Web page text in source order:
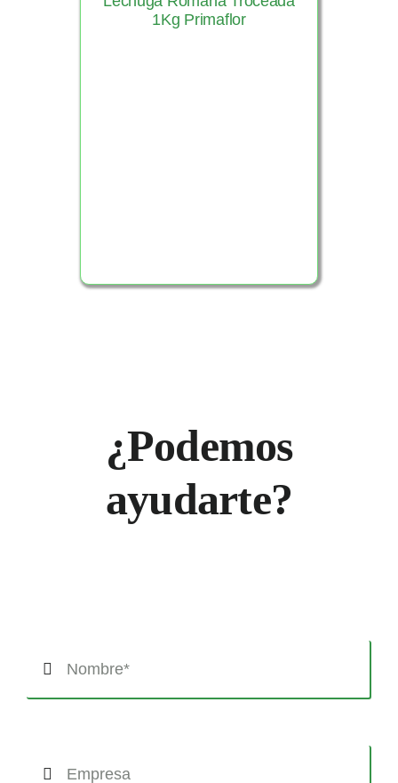
1Kg Primaflor
¿Podemos
ayudarte?